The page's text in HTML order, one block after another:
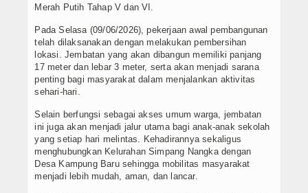
Merah Putih Tahap V dan VI.
Pada Selasa (09/06/2026), pekerjaan awal pembangunan
telah dilaksanakan dengan melakukan pembersihan
lokasi. Jembatan yang akan dibangun memiliki panjang
17 meter dan lebar 3 meter, serta akan menjadi sarana
penting bagi masyarakat dalam menjalankan aktivitas
sehari-hari.
Selain berfungsi sebagai akses umum warga, jembatan
ini juga akan menjadi jalur utama bagi anak-anak sekolah
yang setiap hari melintas. Kehadirannya sekaligus
menghubungkan Kelurahan Simpang Nangka dengan
Desa Kampung Baru sehingga mobilitas masyarakat
menjadi lebih mudah, aman, dan lancar.